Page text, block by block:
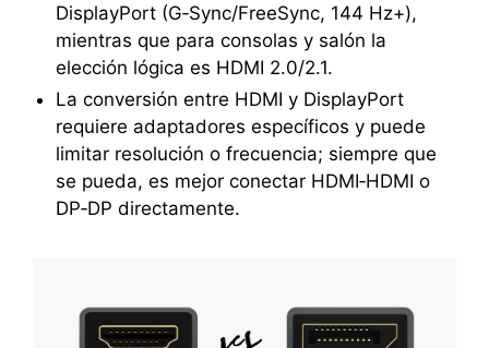
DisplayPort (G‑Sync/FreeSync, 144 Hz+),
mientras que para consolas y salón la
elección lógica es HDMI 2.0/2.1.
La conversión entre HDMI y DisplayPort
requiere adaptadores específicos y puede
limitar resolución o frecuencia; siempre que
se pueda, es mejor conectar HDMI‑HDMI o
DP‑DP directamente.